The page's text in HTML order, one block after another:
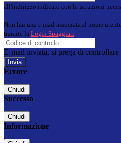
all'indirizzo indicato con le istruzioni
Non hai una e-mail associata al nome
tramite la Login Spaggiari
E-mail inviata, si prega di controllare
Errore
Chiudi
Successo
Chiudi
Informazione